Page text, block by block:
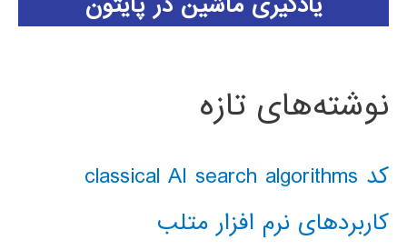
نوشته‌های تازه
کد classical AI search algorithms
کاربردهای نرم افزار متلب